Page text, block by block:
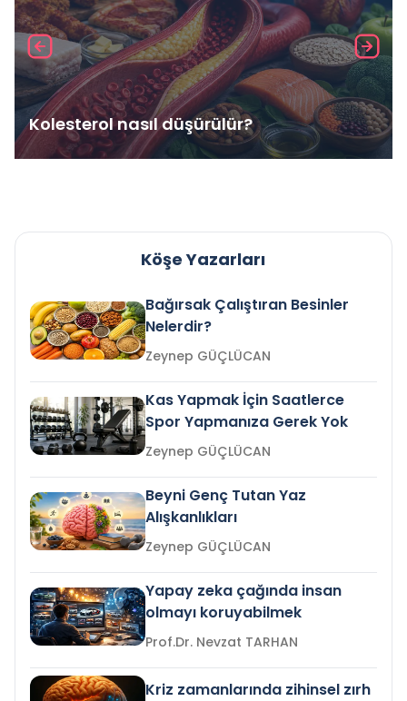
Kolesterol nasıl düşürülür?
Köşe Yazarları
Bağırsak Çalıştıran Besinler
Nelerdir?
Zeynep GÜÇLÜCAN
Kas Yapmak İçin Saatlerce
Spor Yapmanıza Gerek Yok
Zeynep GÜÇLÜCAN
Beyni Genç Tutan Yaz
Alışkanlıkları
Zeynep GÜÇLÜCAN
Yapay zeka çağında insan
olmayı koruyabilmek
Prof.Dr. Nevzat TARHAN
Kriz zamanlarında zihinsel zırh